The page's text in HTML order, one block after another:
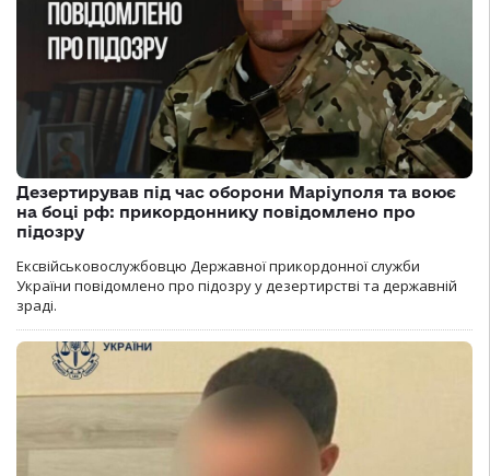
Дезертирував під час оборони Маріуполя та воює
на боці рф: прикордоннику повідомлено про
підозру
Ексвійськовослужбовцю Державної прикордонної служби
України повідомлено про підозру у дезертирстві та державній
зраді.